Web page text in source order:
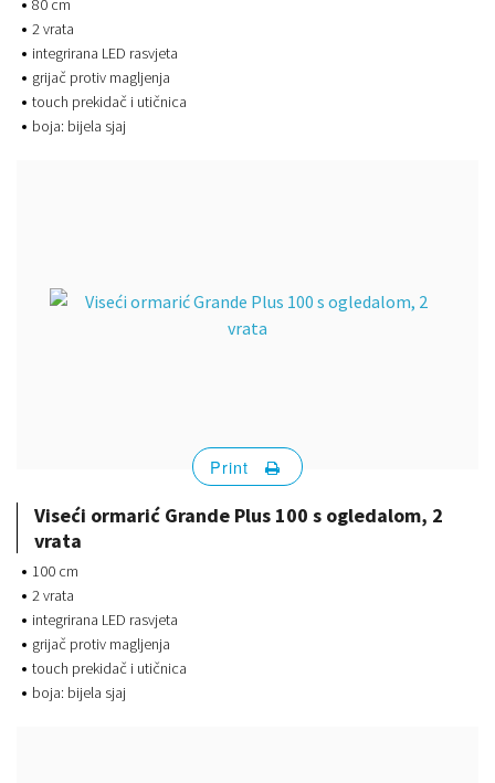
80 cm
2 vrata
integrirana LED rasvjeta
grijač protiv magljenja
touch prekidač i utičnica
boja: bijela sjaj
Viseći ormarić Grande Plus 100 s ogledalom, 2
vrata
100 cm
2 vrata
integrirana LED rasvjeta
grijač protiv magljenja
touch prekidač i utičnica
boja: bijela sjaj
Print